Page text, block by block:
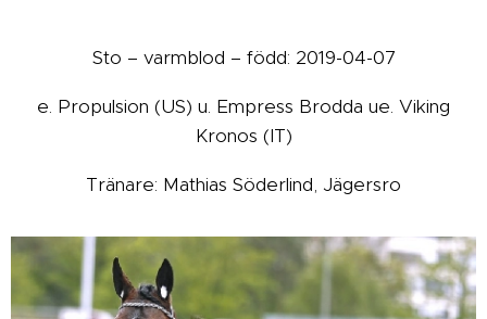
Sto – varmblod – född: 2019-04-07
e. Propulsion (US) u. Empress Brodda ue. Viking
Kronos (IT)
Tränare: Mathias Söderlind, Jägersro